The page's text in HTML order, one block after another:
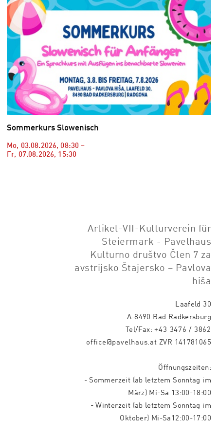
Sommerkurs Slowenisch
Mo, 03.08.2026, 08:30 –
Fr, 07.08.2026, 15:30
Artikel-VII-Kulturverein für
Steiermark - Pavelhaus
Kulturno društvo Člen 7 za
avstrijsko Štajersko – Pavlova
hiša
Laafeld 30
A-8490 Bad Radkersburg
Tel/Fax:+43 3476 / 3862
office@pavelhaus.at ZVR 141781065
Öffnungszeiten:
- Sommerzeit (ab letztem Sonntag im
März) Mi-Sa 13:00-18:00
- Winterzeit (ab letztem Sonntag im
Oktober) Mi-Sa12:00-17:00